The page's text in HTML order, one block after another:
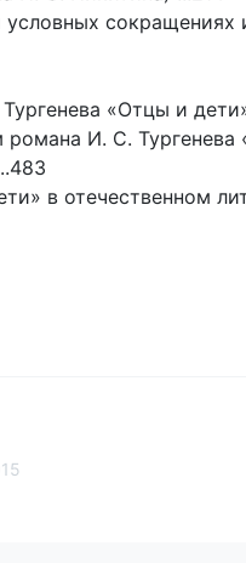
сокращениях
«Отцы и
И. С. Тургенева
в отечественном